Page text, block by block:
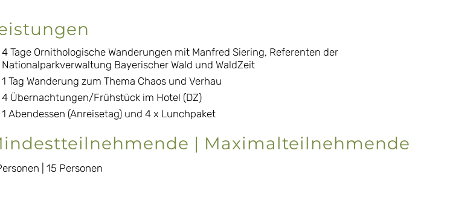
4 Tage Ornithologische Wanderungen mit Manfred Siering, Referenten der
Nationalparkverwaltung Bayerischer Wald und WaldZeit
1 Tag Wanderung zum Thema Chaos und Verhau
4 Übernachtungen/Frühstück im Hotel (DZ)
1 Abendessen (Anreisetag) und 4 x Lunchpaket
| Maximalteilnehmende
| 15 Personen